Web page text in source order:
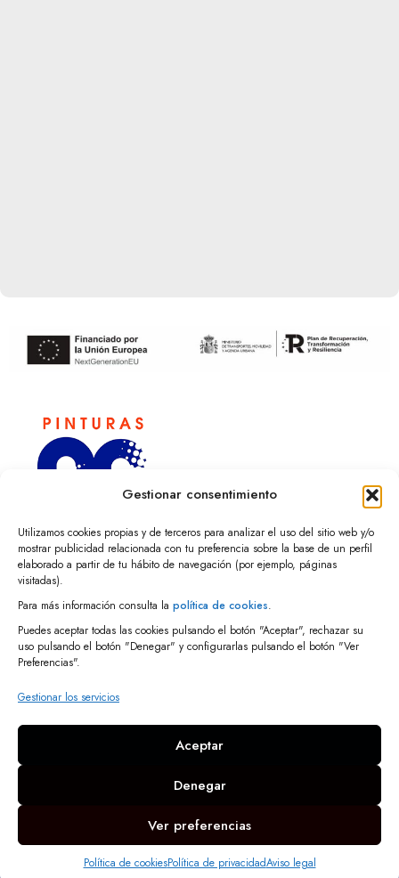
Gestionar consentimiento
Utilizamos cookies propias y de terceros para analizar el uso del sitio web y/o
mostrar publicidad relacionada con tu preferencia sobre la base de un perfil
elaborado a partir de tu hábito de navegación (por ejemplo, páginas
visitadas).
Para más información consulta la política de cookies.
Puedes aceptar todas las cookies pulsando el botón "Aceptar", rechazar su
uso pulsando el botón "Denegar" y configurarlas pulsando el botón "Ver
Preferencias".
Gestionar los servicios
Aceptar
Denegar
Ver preferencias
Política de cookiesPolítica de privacidadAviso legal
Calle Club Ademar de León, 3 24010, León
Teléfono: +34 687962668
info@pinturasnuevocolor.com
Política de cookies
© 2025 Pinturas Nuevo Color | Servicio web:Indosmedia